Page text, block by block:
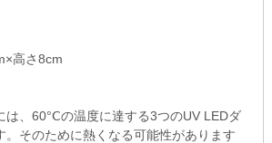
高さ8cm
、60°Ⅽの温度に達する3つのUV LEDダ
。そのために熱くなる可能性があります